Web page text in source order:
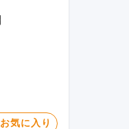
お気に入り